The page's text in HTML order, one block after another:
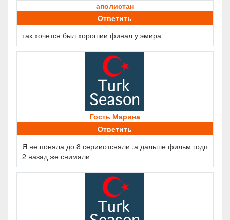
аполистан
Ответить
так хочется был хорошии финал у эмира
Гость Марина
Ответить
Я не поняла до 8 серииотсняли ,а дальше фильм годп
2 назад же снимали